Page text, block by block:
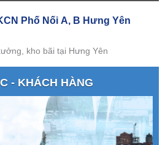
Phố Nối A, B Hưng Yên
kho bãi tại Hưng Yên
- KHÁCH HÀNG